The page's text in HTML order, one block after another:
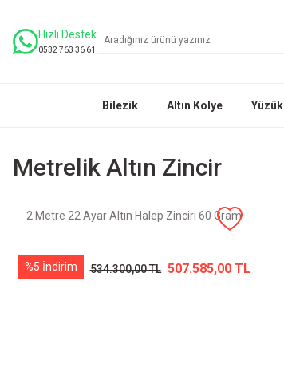
Hızlı Destek
0532 763 36 61
Bilezik Altın Kolye Yüzük
Metrelik Altın Zincir
2 Metre 22 Ayar Altın Halep Zinciri 60 Gram
%5 İndirim 534.300,00 TL 507.585,00 TL